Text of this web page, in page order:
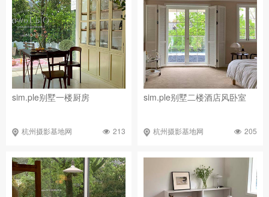
sim.ple别墅一楼厨房
杭州摄影基地网 213
sim.ple别墅二楼酒店风卧室
杭州摄影基地网 205